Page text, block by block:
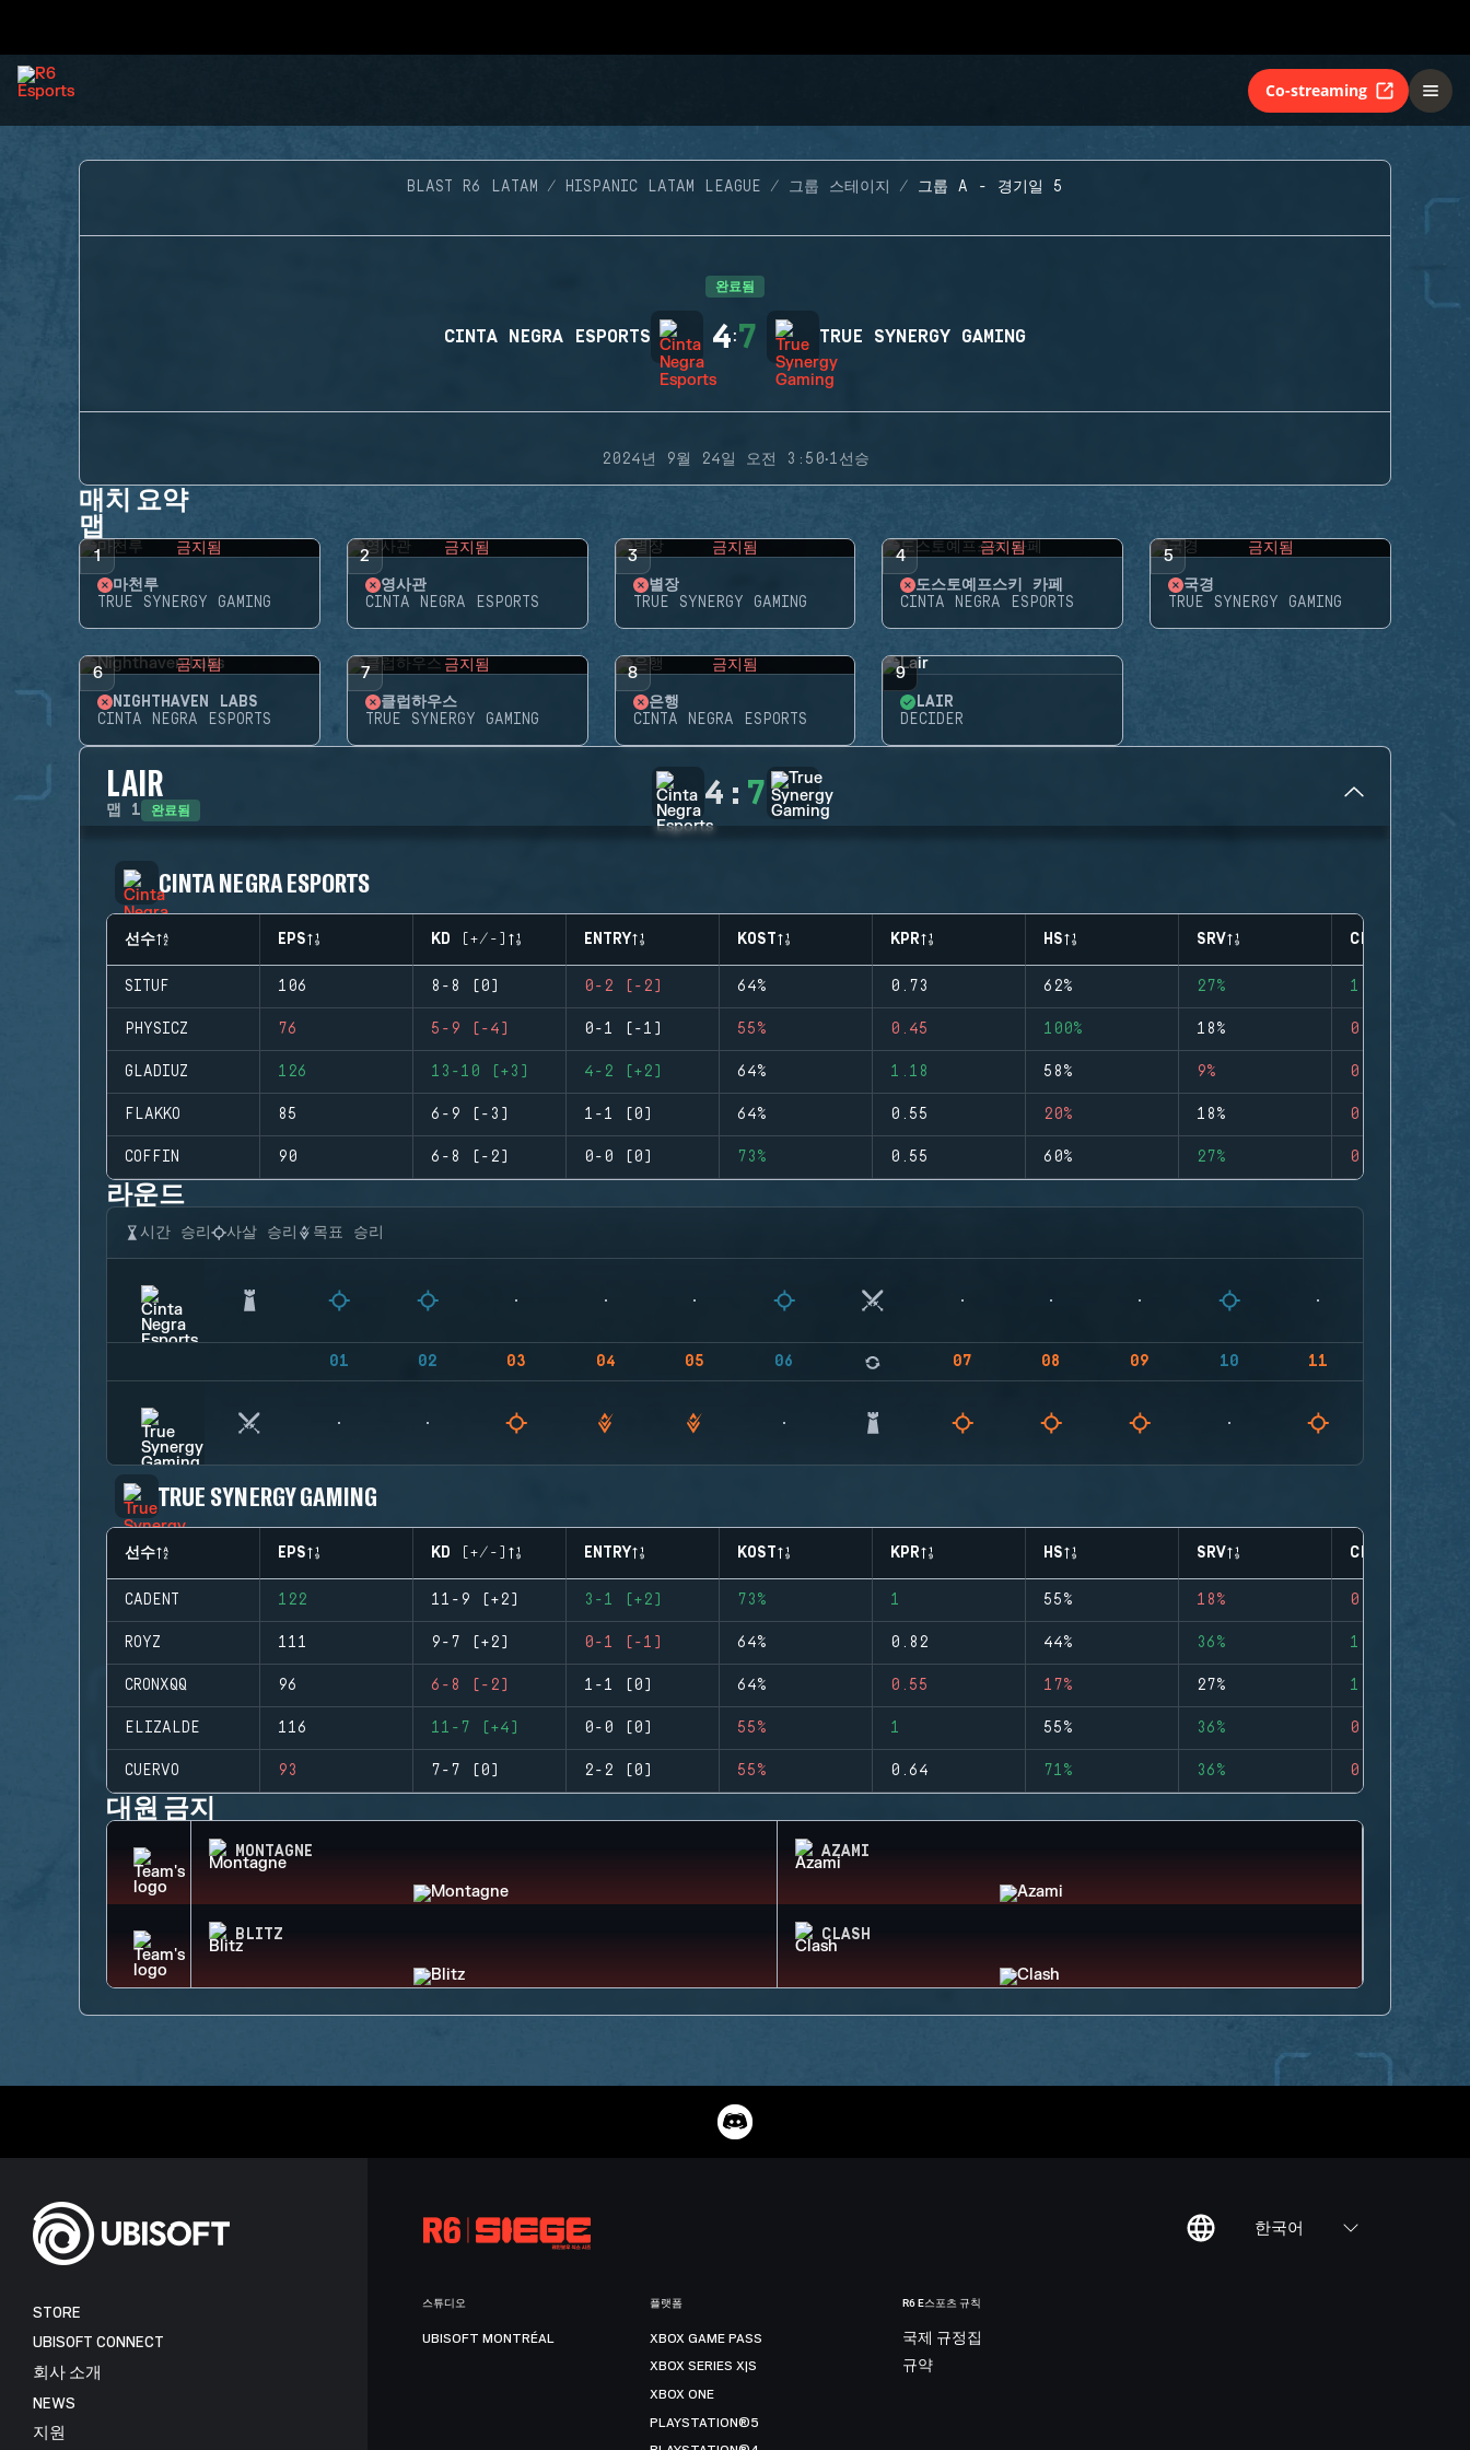
Co-streaming
BLAST R6 LATAM HISPANIC LATAM LEAGUE 그룹 스테이지 그룹 A - 경기일 5
완료됨
CINTA NEGRA ESPORTS 4:7 TRUE SYNERGY GAMING
2024년 9월 24일 오전 3:50·1선승
매치 요약
맵
1 금지됨
마천루
TRUE SYNERGY GAMING
2 금지됨
영사관
CINTA NEGRA ESPORTS
3 금지됨
별장
TRUE SYNERGY GAMING
4 금지됨
도스토예프스키 카페
CINTA NEGRA ESPORTS
5 금지됨
국경
TRUE SYNERGY GAMING
6 금지됨
NIGHTHAVEN LABS
CINTA NEGRA ESPORTS
7 금지됨
클럽하우스
TRUE SYNERGY GAMING
8 금지됨
은행
CINTA NEGRA ESPORTS
9
LAIR
DECIDER
LAIR
맵 1 완료됨 4 : 7
CINTA NEGRA ESPORTS
선수 EPS KD (+/-) ENTRY KOST KPR HS SRV CLUTCHES
SITUF 106 8-8 (0) 0-2 (-2) 64% 0.73 62% 27% 1
PHYSICZ 76 5-9 (-4) 0-1 (-1) 55% 0.45 100% 18% 0
GLADIUZ 126 13-10 (+3) 4-2 (+2) 64% 1.18 58% 9% 0
FLAKKO 85 6-9 (-3) 1-1 (0) 64% 0.55 20% 18% 0
COFFIN 90 6-8 (-2) 0-0 (0) 73% 0.55 60% 27% 0
라운드
시간 승리 사살 승리 목표 승리
01 02 03 04 05 06 07 08 09 10 11
TRUE SYNERGY GAMING
선수 EPS KD (+/-) ENTRY KOST KPR HS SRV CLUTCHES
CADENT 122 11-9 (+2) 3-1 (+2) 73% 1 55% 18% 0
ROYZ 111 9-7 (+2) 0-1 (-1) 64% 0.82 44% 36% 1
CRONXQQ 96 6-8 (-2) 1-1 (0) 64% 0.55 17% 27% 1
ELIZALDE 116 11-7 (+4) 0-0 (0) 55% 1 55% 36% 0
CUERVO 93 7-7 (0) 2-2 (0) 55% 0.64 71% 36% 0
대원 금지
MONTAGNE AZAMI
BLITZ CLASH
한국어
STORE
UBISOFT CONNECT
회사 소개
NEWS
지원
스튜디오
UBISOFT MONTRÉAL
플랫폼
XBOX GAME PASS
XBOX SERIES X|S
XBOX ONE
PLAYSTATION®5
R6 E스포츠 규칙
국제 규정집
규약